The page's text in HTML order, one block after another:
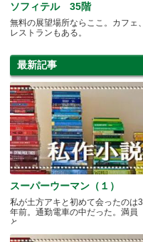
ソフィテル 35階
無料の展望場所ならここ。カフェ、
レストランもある。
最新記事
スーパーウーマン（１）
私が土方アキと初めて会ったのは3
年前。通勤電車の中だった。満員
と.....